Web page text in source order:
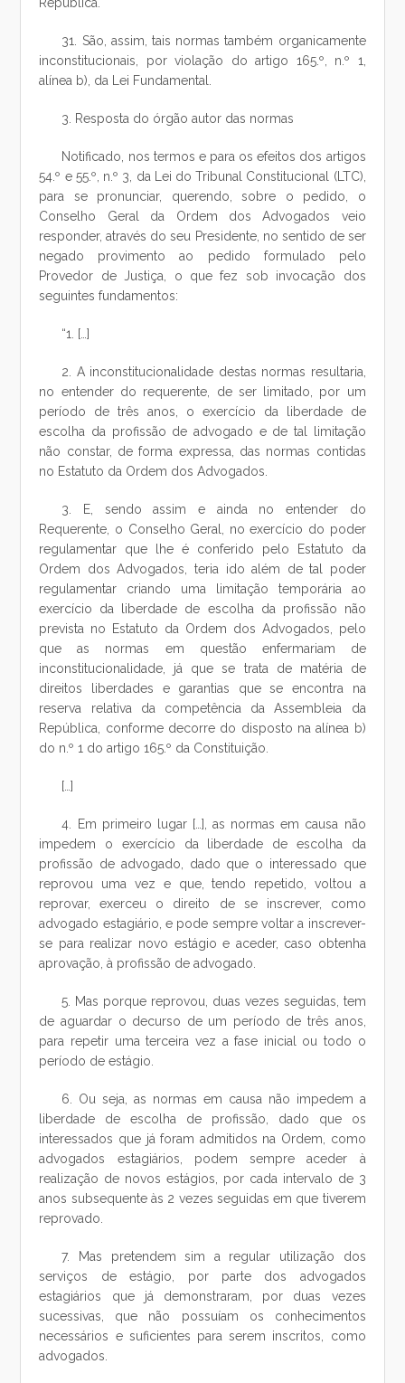
31. São, assim, tais normas também organicamente
inconstitucionais, por violação do artigo 165.º, n.º 1,
alínea b), da Lei Fundamental.
3. Resposta do órgão autor das normas
Notificado, nos termos e para os efeitos dos artigos
54.º e 55.º, n.º 3, da Lei do Tribunal Constitucional (LTC),
para se pronunciar, querendo, sobre o pedido, o
Conselho Geral da Ordem dos Advogados veio
responder, através do seu Presidente, no sentido de ser
negado provimento ao pedido formulado pelo
Provedor de Justiça, o que fez sob invocação dos
seguintes fundamentos:
“1. […]
2. A inconstitucionalidade destas normas resultaria,
no entender do requerente, de ser limitado, por um
período de três anos, o exercício da liberdade de
escolha da profissão de advogado e de tal limitação
não constar, de forma expressa, das normas contidas
no Estatuto da Ordem dos Advogados.
3. E, sendo assim e ainda no entender do
Requerente, o Conselho Geral, no exercício do poder
regulamentar que lhe é conferido pelo Estatuto da
Ordem dos Advogados, teria ido além de tal poder
regulamentar criando uma limitação temporária ao
exercício da liberdade de escolha da profissão não
prevista no Estatuto da Ordem dos Advogados, pelo
que as normas em questão enfermariam de
inconstitucionalidade, já que se trata de matéria de
direitos liberdades e garantias que se encontra na
reserva relativa da competência da Assembleia da
República, conforme decorre do disposto na alínea b)
do n.º 1 do artigo 165.º da Constituição.
[…]
4. Em primeiro lugar […], as normas em causa não
impedem o exercício da liberdade de escolha da
profissão de advogado, dado que o interessado que
reprovou uma vez e que, tendo repetido, voltou a
reprovar, exerceu o direito de se inscrever, como
advogado estagiário, e pode sempre voltar a inscrever-
se para realizar novo estágio e aceder, caso obtenha
aprovação, à profissão de advogado.
5. Mas porque reprovou, duas vezes seguidas, tem
de aguardar o decurso de um período de três anos,
para repetir uma terceira vez a fase inicial ou todo o
período de estágio.
6. Ou seja, as normas em causa não impedem a
liberdade de escolha de profissão, dado que os
interessados que já foram admitidos na Ordem, como
advogados estagiários, podem sempre aceder à
realização de novos estágios, por cada intervalo de 3
anos subsequente às 2 vezes seguidas em que tiverem
reprovado.
7. Mas pretendem sim a regular utilização dos
serviços de estágio, por parte dos advogados
estagiários que já demonstraram, por duas vezes
sucessivas, que não possuíam os conhecimentos
necessários e suficientes para serem inscritos, como
advogados.